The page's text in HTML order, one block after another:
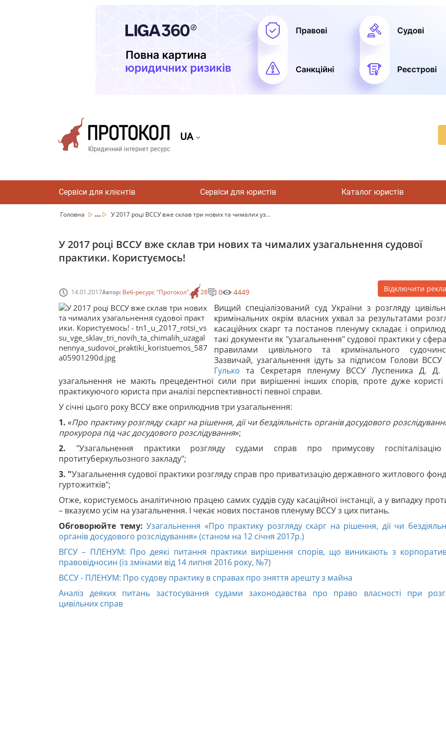
UA
Сервіси для клієнтів Сервіси для юристів Каталог юристів
Головна ... У 2017 році ВССУ вже склав три нових та чималих уз...
У 2017 році ВССУ вже склав три нових та чималих узагальнення судової
практики. Користуємось!
14.01.2017Автор: Веб-ресурс "Протокол" 28 0 4449 Відключити
Вищий спеціалізований суд України з розгляду
кримінальних окрім власних ухвал за результатами
касаційних скарг та постанов пленуму складає і
такі документи як "узагальнення" судової практики у
правилами цивільного та кримінального
Зазвичай, узагальнення ідуть за підписом Голови ВССУ
Гулько та Секретаря пленуму ВССУ Луспеника Д. Д.
узагальнення не мають прецедентної сили при вирішенні інших спорів, проте дуже
практикуючого юриста при аналізі перспективності певної справи.
У січні цього року ВССУ вже оприлюднив три узагальнення:
1. «Про практику розгляду скарг на рішення, дії чи бездіяльність органів досудового
прокурора під час досудового розслідування»;
2. "Узагальнення практики розгляду судами справ про примусову
протитуберкульозного закладу";
3. "Узагальнення судової практики розгляду справ про приватизацію державного житлового
гуртожитків";
Отже, користуємось аналітичною працею самих суддів суду касаційної інстанції, а у випадку
– вказуємо усім на узагальнення. І чекає нових постанов пленуму ВССУ з цих питань.
Обговорюйте тему:Узагальнення «Про практику розгляду скарг на рішення, дії чи
органів досудового розслідування» (станом на 12 січня 2017р.)
ВГСУ – ПЛЕНУМ: Про деякі питання практики вирішення спорів, що виникають з
правовідносин (із змінами від 14 липня 2016 року, №7)
ВССУ - ПЛЕНУМ: Про судову практику в справах про зняття арешту з майна
Аналіз деяких питань застосування судами законодавства про право власності при
цивільних справ